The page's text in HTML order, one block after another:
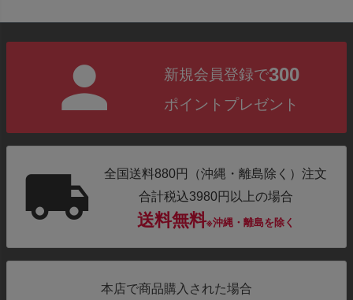
新規会員登録で300
ポイントプレゼント
全国送料880円（沖縄・離島除く）注文
合計税込3980円以上の場合
送料無料※沖縄・離島を除く
本店で商品購入された場合